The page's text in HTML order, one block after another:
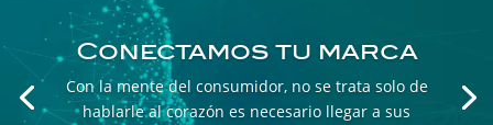
Conectamos tu marca
Con la mente del consumidor, no se trata solo de
hablarle al corazón es necesario llegar a sus